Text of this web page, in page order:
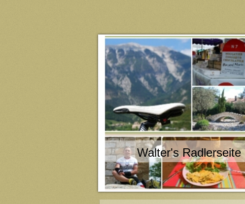
Walter's Radlerseite